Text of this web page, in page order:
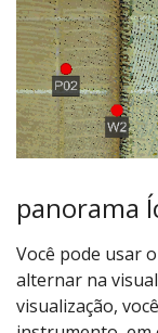
panorama
Você pode usar o
alternar na
visualização,